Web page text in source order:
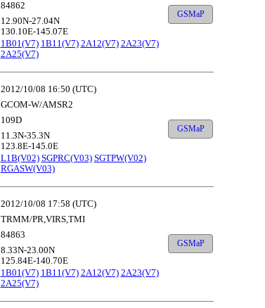
84862
12.90N-27.04N
130.10E-145.07E
1B01(V7) 1B11(V7) 2A12(V7) 2A23(V7)
2A25(V7)
GSMaP
2012/10/08 16:50 (UTC)
GCOM-W/AMSR2
109D
11.3N-35.3N
123.8E-145.0E
L1B(V02) SGPRC(V03) SGTPW(V02)
RGASW(V03)
GSMaP
2012/10/08 17:58 (UTC)
TRMM/PR,VIRS,TMI
84863
8.33N-23.00N
125.84E-140.70E
1B01(V7) 1B11(V7) 2A12(V7) 2A23(V7)
2A25(V7)
GSMaP